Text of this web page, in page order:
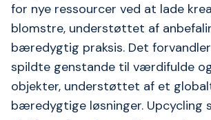
for nye ressourcer ved at lade
blomstre, understøttet af
bæredygtig praksis. Det
spildte genstande til værdifulde
objekter, understøttet af et
bæredygtige løsninger. Upcycling